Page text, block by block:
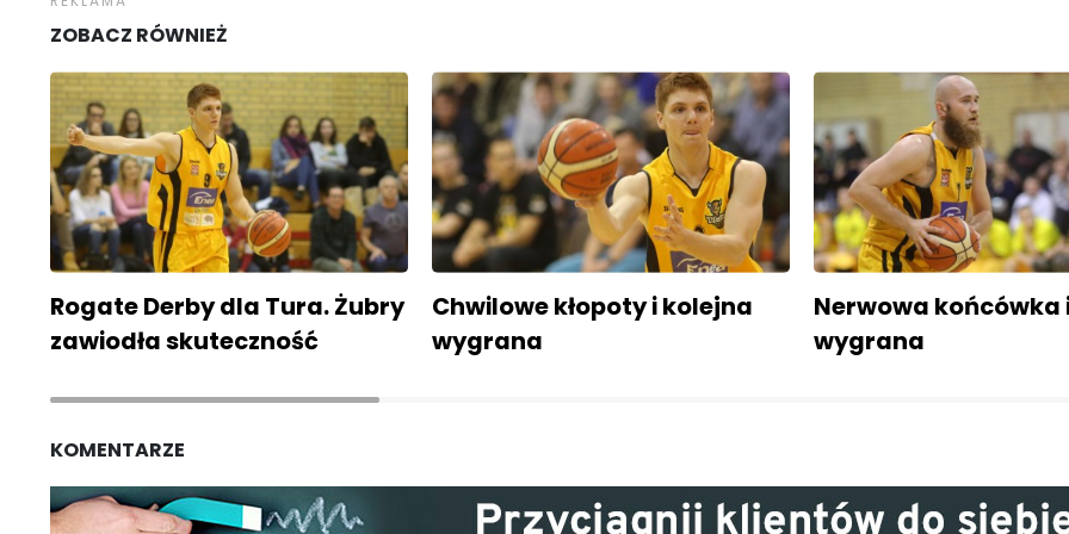
ZOBACZ RÓWNIEŻ
Rogate Derby dla Tura. Żubry
zawiodła skuteczność
Chwilowe kłopoty i kolejna
wygrana
Nerwowa końcówka
wygrana
KOMENTARZE